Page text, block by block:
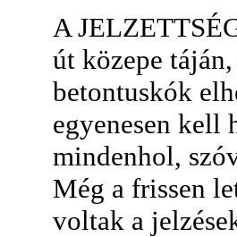
A
út közepe
betontuskók
egyenesen kell
mindenhol,
Még a frissen
voltak a